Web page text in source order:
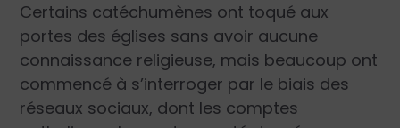
Certains catéchumènes ont toqué aux
portes des églises sans avoir aucune
connaissance religieuse, mais beaucoup ont
commencé à s’interroger par le biais des
réseaux sociaux, dont les comptes